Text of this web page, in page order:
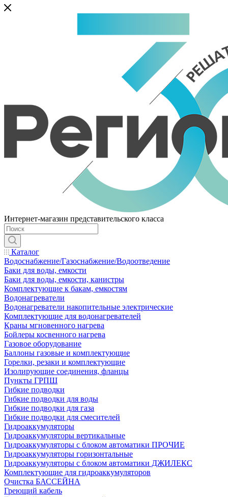
Интернет-магазин представительского класса
Каталог
Водоснабжение/Газоснабжение/Водоотведение
Баки для воды, емкости
Баки для воды, емкости, канистры
Комплектующие к бакам, емкостям
Водонагреватели
Водонагреватели накопительные электрические
Комплектующие для водонагревателей
Краны мгновенного нагрева
Бойлеры косвенного нагрева
Газовое оборудование
Баллоны газовые и комплектующие
Горелки, резаки и комплектующие
Изолирующие соединения, фланцы
Пункты ГРПШ
Гибкие подводки
Гибкие подводки для воды
Гибкие подводки для газа
Гибкие подводки для смесителей
Гидроаккумуляторы
Гидроаккумуляторы вертикальные
Гидроаккумуляторы с блоком автоматики ПРОЧИЕ
Гидроаккумуляторы горизонтальные
Гидроаккумуляторы с блоком автоматики ДЖИЛЕКС
Комплектующие для гидроаккумуляторов
Очистка БАССЕЙНА
Греющий кабель